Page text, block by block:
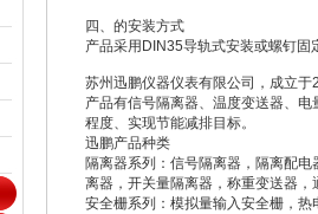
四、 的安装方式
产品采用DIN35导轨式安装或螺钉固
苏州迅鹏仪器仪表有限公司，成立
产品有信号隔离器、温度变送器、
程度、实现节能减排目标。
迅鹏产品种类
隔离器系列：信号隔离器，隔离配
离器，开关量隔离器，称重变送器
安全栅系列：模拟量输入安全栅，